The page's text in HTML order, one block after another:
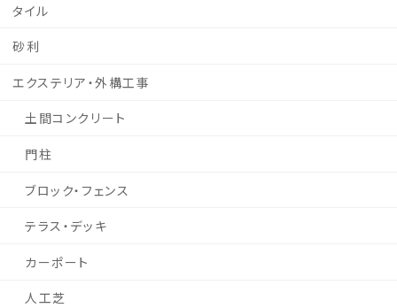
タイル
砂利
エクステリア・外構工事
土間コンクリート
門柱
ブロック・フェンス
テラス・デッキ
カーポート
人工芝